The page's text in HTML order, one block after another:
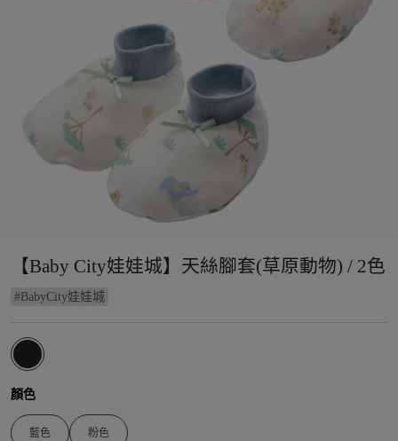
【Baby City娃娃城】天絲腳套(草原動物) / 2色
# BabyCity娃娃城
顏色
藍色 粉色